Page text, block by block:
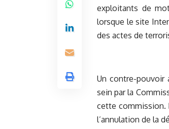
exploitants de
lorsque le site
des actes de
Un contre-pouvoir
sein par la
cette commission.
l’annulation de la